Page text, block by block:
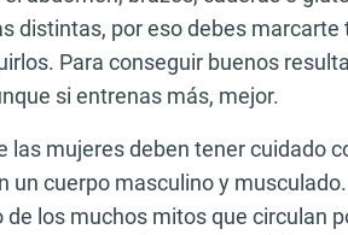
distintas, por eso debes marcarte
Para conseguir buenos
si entrenas más, mejor.
mujeres deben tener cuidado
un cuerpo masculino y
los muchos mitos que circulan